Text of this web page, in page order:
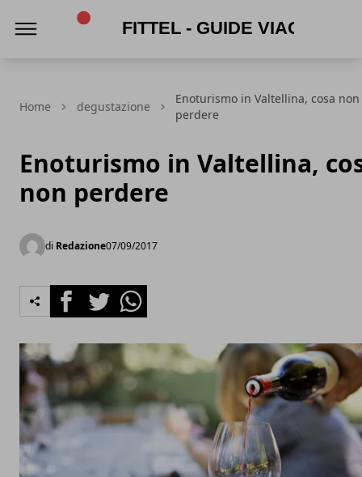
Home degustazione
Enoturismo in Valtellina, cosa non
perdere
Enoturismo in Valtellina,
non perdere
di Redazione07/09/2017
FacebookTwitterWhatsapp